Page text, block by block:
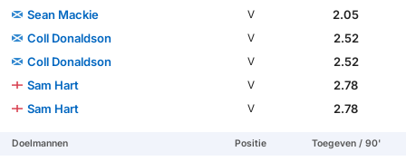
Sean Mackie
V
2.05
Coll Donaldson
V
2.52
Coll Donaldson
V
2.52
Sam Hart
V
2.78
Sam Hart
V 2.78
Doelmannen Positie Toegeven / 90'